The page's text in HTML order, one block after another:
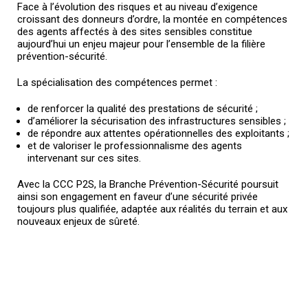
Face à l’évolution des risques et au niveau d’exigence
croissant des donneurs d’ordre, la montée en compétences
des agents affectés à des sites sensibles constitue
aujourd’hui un enjeu majeur pour l’ensemble de la filière
prévention-sécurité.
La spécialisation des compétences permet :
de renforcer la qualité des prestations de sécurité ;
d’améliorer la sécurisation des infrastructures sensibles ;
de répondre aux attentes opérationnelles des exploitants ;
et de valoriser le professionnalisme des agents
intervenant sur ces sites.
Avec la CCC P2S, la Branche Prévention-Sécurité poursuit
ainsi son engagement en faveur d’une sécurité privée
toujours plus qualifiée, adaptée aux réalités du terrain et aux
nouveaux enjeux de sûreté.